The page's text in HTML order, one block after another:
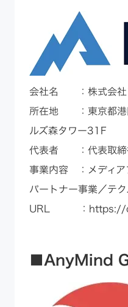
会社名 ：株式会社
所在地 ：東京都港
ルズ森タワー31F
代表者 ：代表取締
事業内容 ：メディア
パートナー事業／テ
URL ： https://
■AnyMind